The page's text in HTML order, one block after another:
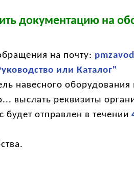
документацию на
на почту:
или Каталог"
навесного оборудования
реквизиты
отправлен в течении